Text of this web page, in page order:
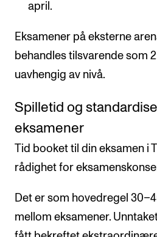
april.
Eksamener på eksterne
behandles tilsvarende som
uavhengig av nivå.​
Spilletid og
eksamener
Tid booket til din eksamen i
rådighet for
Det er som hovedregel
mellom eksamener.